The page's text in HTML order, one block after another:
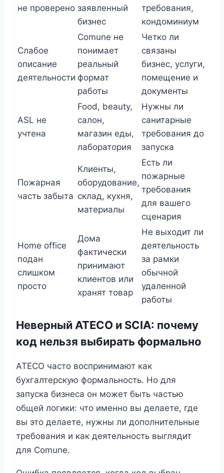
не проверено заявленный
бизнес
требования,
кондоминиум
Слабое
описание
деятельности
Comune не
понимает
реальный
формат
работы
Четко ли
связаны
бизнес, услуги,
помещение и
документы
ASL не
учтена
Food, beauty,
салон,
магазин еды,
лаборатория
Нужны ли
санитарные
требования до
запуска
Пожарная
часть забыта
Клиенты,
оборудование,
склад, кухня,
материалы
Есть ли
пожарные
требования
для вашего
сценария
Home office
подан
слишком
просто
Дома
фактически
принимают
клиентов или
хранят товар
Не выходит ли
деятельность
за рамки
обычной
удаленной
работы
Неверный ATECO и SCIA: почему
код нельзя выбирать формально
ATECO часто воспринимают как
бухгалтерскую формальность. Но для
запуска бизнеса он может быть частью
общей логики: что именно вы делаете, где
вы это делаете, нужны ли дополнительные
требования и как деятельность выглядит
для Comune.